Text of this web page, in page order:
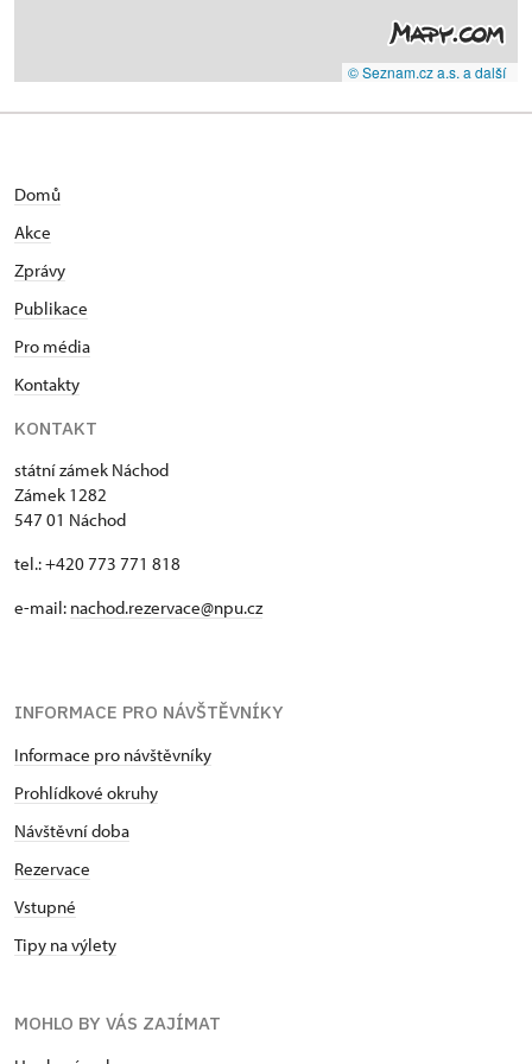
© Seznam.cz a.s. a další
Domů
Akce
Zprávy
Publikace
Pro média
Kontakty
KONTAKT
státní zámek Náchod
Zámek 1282
547 01 Náchod
tel.: +420 773 771 818
e-mail: nachod.rezervace@npu.cz
INFORMACE PRO NÁVŠTĚVNÍKY
Informace pro návštěvníky
Prohlídkové okruhy
Návštěvní doba
Rezervace
Vstupné
Tipy na výlety
MOHLO BY VÁS ZAJÍMAT